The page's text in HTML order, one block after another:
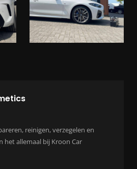
reinigen, verzegelen en
het allemaal bij Kroon Car